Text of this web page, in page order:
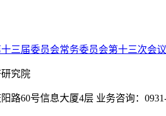
三届委员会常务委员会第十三次会
究院
路60号信息大厦4层 业务咨询：